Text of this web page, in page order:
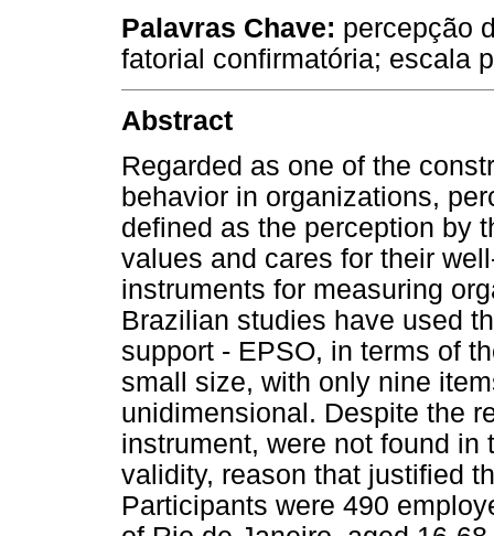
Palavras Chave: percepção
fatorial confirmatória; escala
Abstract
Regarded as one of the
behavior in organizations,
defined as the perception by
values and cares for their
instruments for measuring
Brazilian studies have used
support - EPSO, in terms of
small size, with only nine
unidimensional. Despite the
instrument, were not found
validity, reason that justified
Participants were 490